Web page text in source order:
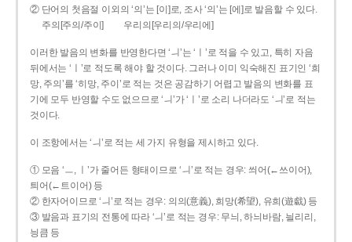
② 단어의 첫음절 이외의 ‘의’는 [이]로, 조사 ‘의’는 [에]로 발음할 수 있다.
주의[주의/주이]
우리의[우리의/우리에]
이러한 발음의 변화를 반영한다면 ‘ㅢ’는 ‘ㅣ’로 적을 수 있고, 특히 자음
뒤에서는 ‘ㅣ’로 적도록 해야 할 것이다. 그러나 이미 익숙해진 표기인 ‘희
망, 주의’를 ‘히망, 주이’로 적는 것은 공감하기 어렵고 발음의 변화를 표
기에 모두 반영할 수도 없으므로 ‘ㅢ’가 ‘ㅣ’로 소리 나더라도 ‘ㅢ’로 적는
것이다.
이 조항에서는 ‘ㅢ’로 적는 세 가지 유형을 제시하고 있다.
① 모음 ‘ㅡ, ㅣ’가 줄어든 형태이므로 ‘ㅢ’로 적는 경우: 씌어(←쓰이어),
틔어(←트이어) 등
② 한자어이므로 ‘ㅢ’로 적는 경우: 의의(意義), 희망(希望), 유희(遊戱) 등
③ 발음과 표기의 전통에 따라 ‘ㅢ’로 적는 경우: 무늬, 하늬바람, 늴리리,
닁큼 등